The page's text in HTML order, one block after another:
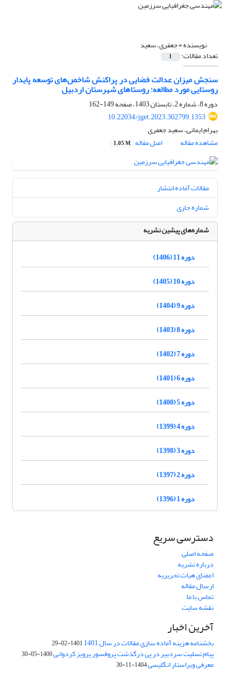
نویسنده =جعفری، سعید
تعداد مقالات: 1
سنجش میزان عدالت فضایی در پراکنش شاخص‌های توسعه پایدار
روستایی مورد مطالعه: روستاهای شهرستان اردبیل
دوره 8، شماره 2، تابستان 1403، صفحه
149-162
10.22034/jget.2023.302799.1353
بهرام ایمانی، سعید جعفری
مشاهده مقاله
اصل مقاله 1.05 M
مقالات آماده انتشار
شماره جاری
شماره‌های پیشین نشریه
دوره 11 (1406)
دوره 10 (1405)
دوره 9 (1404)
دوره 8 (1403)
دوره 7 (1402)
دوره 6 (1401)
دوره 5 (1400)
دوره 4 (1399)
دوره 3 (1398)
دوره 2 (1397)
دوره 1 (1396)
دسترسی سریع
صفحه اصلی
درباره نشریه
اعضای هیات تحریریه
ارسال مقاله
تماس با ما
نقشه سایت
آخرین اخبار
بخشنامه هزینه آماده سازی مقالات در سال 1401 1401-02-29
پیام تسلیت سردبیر در پی درگذشت پروفسور پرویز کردوانی1400-05-30
معرفی ویراستار انگلیسی1404-11-30